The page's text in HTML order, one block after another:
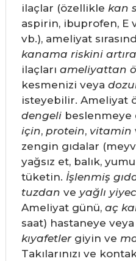
ilaçlar (özellikle kan
aspirin, ibuprofen, E
vb.), ameliyat
kanama riskini
ilaçları ameliyattan
kesmenizi veya
isteyebilir. Ameliyat
dengelibeslenmeye
için, protein, vitamin
zengin gıdalar
yağsız et, balık,
tüketin. İşlenmiş
tuzdan ve yağlı
Ameliyat günü, aç
saat) hastaneye
kıyafetlergiyin ve
Takılarınızı ve